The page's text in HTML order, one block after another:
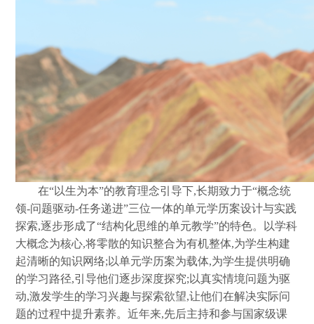
在“以生为本”的教育理念引导下,长期致力于“概念统
领-问题驱动-任务递进”三位一体的单元学历案设计与实践
探索,逐步形成了“结构化思维的单元教学”的特色。以学科
大概念为核心,将零散的知识整合为有机整体,为学生构建
起清晰的知识网络;以单元学历案为载体,为学生提供明确
的学习路径,引导他们逐步深度探究;以真实情境问题为驱
动,激发学生的学习兴趣与探索欲望,让他们在解决实际问
题的过程中提升素养。近年来,先后主持和参与国家级课